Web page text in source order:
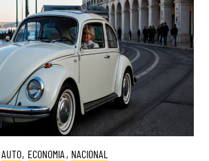
AUTO, ECONOMIA , NACIONAL